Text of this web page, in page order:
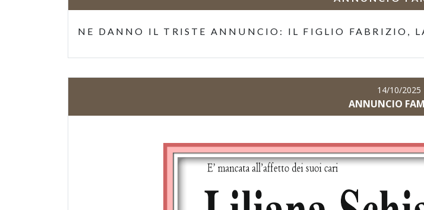
NE DANNO IL TRISTE ANNUNCIO: IL FIGLIO FABRIZIO,
14/10/2025
ANNUNCIO